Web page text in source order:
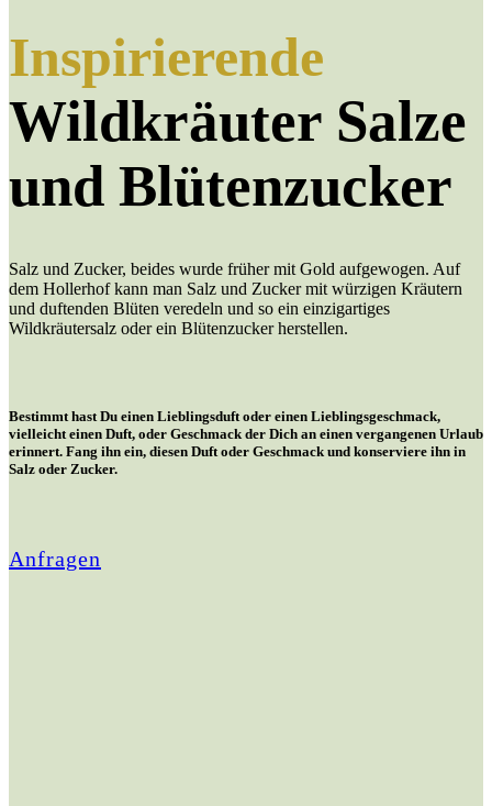
Inspirierende
Wildkräuter Salze
und Blütenzucker
Salz und Zucker, beides wurde früher mit Gold aufgewogen. Auf
dem Hollerhof kann man Salz und Zucker mit würzigen Kräutern
und duftenden Blüten veredeln und so ein einzigartiges
Wildkräutersalz oder ein Blütenzucker herstellen.
Bestimmt hast Du einen Lieblingsduft oder einen Lieblingsgeschmack,
vielleicht einen Duft, oder Geschmack der Dich an einen vergangenen Urlaub
erinnert. Fang ihn ein, diesen Duft oder Geschmack und konserviere ihn in
Salz oder Zucker.
Anfragen